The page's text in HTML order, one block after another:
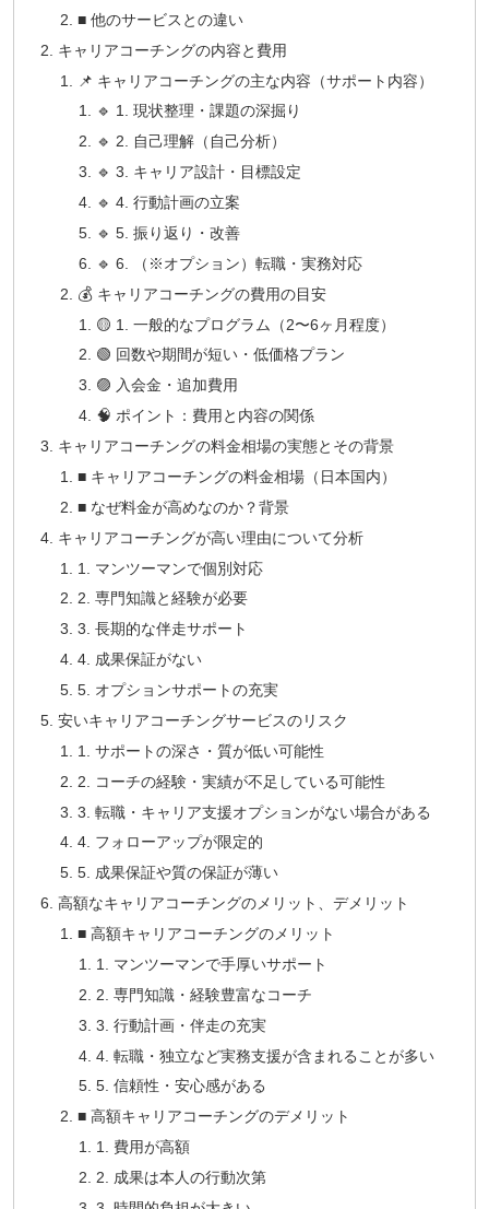
■ 他のサービスとの違い
キャリアコーチングの内容と費用
📌 キャリアコーチングの主な内容（サポート内容）
🔹 1. 現状整理・課題の深掘り
🔹 2. 自己理解（自己分析）
🔹 3. キャリア設計・目標設定
🔹 4. 行動計画の立案
🔹 5. 振り返り・改善
🔹 6. （※オプション）転職・実務対応
💰 キャリアコーチングの費用の目安
🟡 1. 一般的なプログラム（2〜6ヶ月程度）
🟢 回数や期間が短い・低価格プラン
🟣 入会金・追加費用
🧠 ポイント：費用と内容の関係
キャリアコーチングの料金相場の実態とその背景
■ キャリアコーチングの料金相場（日本国内）
■ なぜ料金が高めなのか？背景
キャリアコーチングが高い理由について分析
1. マンツーマンで個別対応
2. 専門知識と経験が必要
3. 長期的な伴走サポート
4. 成果保証がない
5. オプションサポートの充実
安いキャリアコーチングサービスのリスク
1. サポートの深さ・質が低い可能性
2. コーチの経験・実績が不足している可能性
3. 転職・キャリア支援オプションがない場合がある
4. フォローアップが限定的
5. 成果保証や質の保証が薄い
高額なキャリアコーチングのメリット、デメリット
■ 高額キャリアコーチングのメリット
1. マンツーマンで手厚いサポート
2. 専門知識・経験豊富なコーチ
3. 行動計画・伴走の充実
4. 転職・独立など実務支援が含まれることが多い
5. 信頼性・安心感がある
■ 高額キャリアコーチングのデメリット
1. 費用が高額
2. 成果は本人の行動次第